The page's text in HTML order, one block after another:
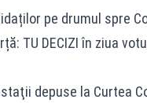
pe drumul spre
TU DECIZI în ziua
depuse la Curtea